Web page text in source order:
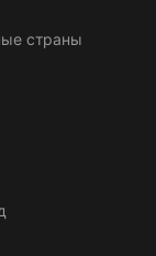
страны